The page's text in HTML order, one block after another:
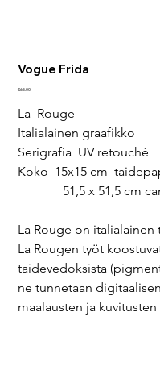
Vogue Frida
Price
€65.00
La  Rouge
Italialainen graafikko
Serigrafia  UV retouché
Koko  15x15 cm
51,5 x 51,5
La Rouge on italialainen
La Rougen työt
taidevedoksista
ne tunnetaan
maalausten ja